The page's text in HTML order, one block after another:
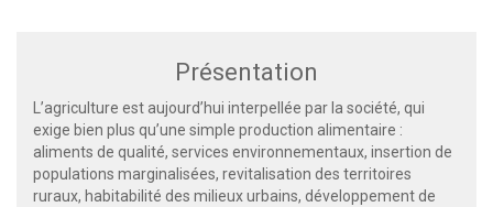
Présentation
L’agriculture est aujourd’hui interpellée par la société, qui
exige bien plus qu’une simple production alimentaire :
aliments de qualité, services environnementaux, insertion de
populations marginalisées, revitalisation des territoires
ruraux, habitabilité des milieux urbains, développement de